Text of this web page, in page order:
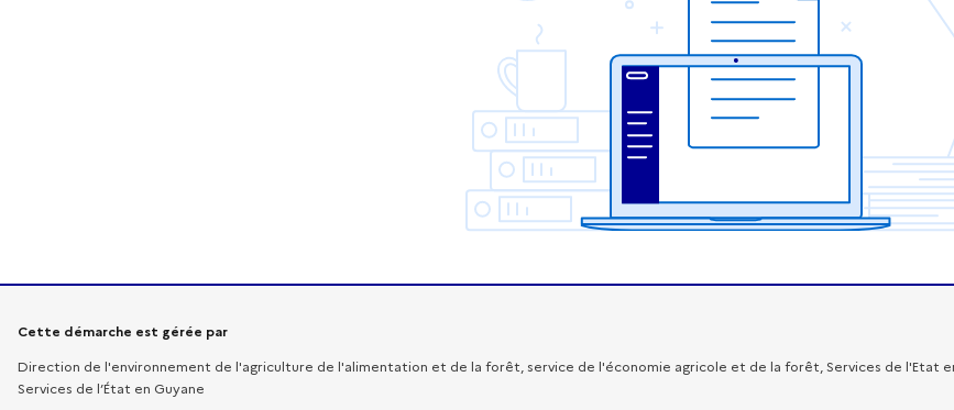
Informations sur la démarche
Cette démarche est gérée par
Direction de l'environnement de l'agriculture de l'alimentation et de la forêt, service de l'économie agricole et de la forêt, Services de l'Etat
Services de l’État en Guyane